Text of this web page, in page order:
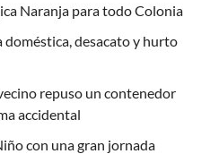
Naranja para todo Colonia
desacato y hurto
repuso un contenedor
accidental
con una gran jornada